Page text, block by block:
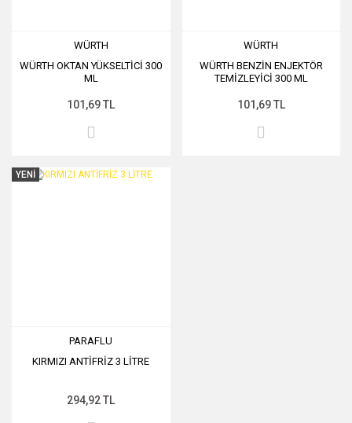
WÜRTH
WÜRTH OKTAN YÜKSELTİCİ 300
ML
101,69 TL
WÜRTH
WÜRTH BENZİN ENJEKTÖR
TEMİZLEYİCİ 300 ML
101,69 TL
YENİ
PARAFLU
KIRMIZI ANTİFRİZ 3 LİTRE
294,92 TL